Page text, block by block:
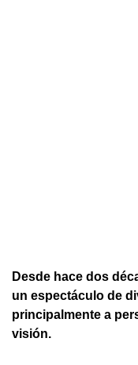
Desde hace dos
un espectáculo de
principalmente a
visión.